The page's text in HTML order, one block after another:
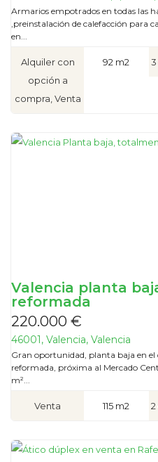
Armarios empotrados en todas las
,preinstalación de calefacción para
en...
Alquiler con
opción a
compra, Venta
92 m2
Valencia planta
reformada
220.000 €
46001, Valencia, Valencia
Gran oportunidad, planta baja en
reformada, próxima al Mercado
m²...
Venta 115 m2